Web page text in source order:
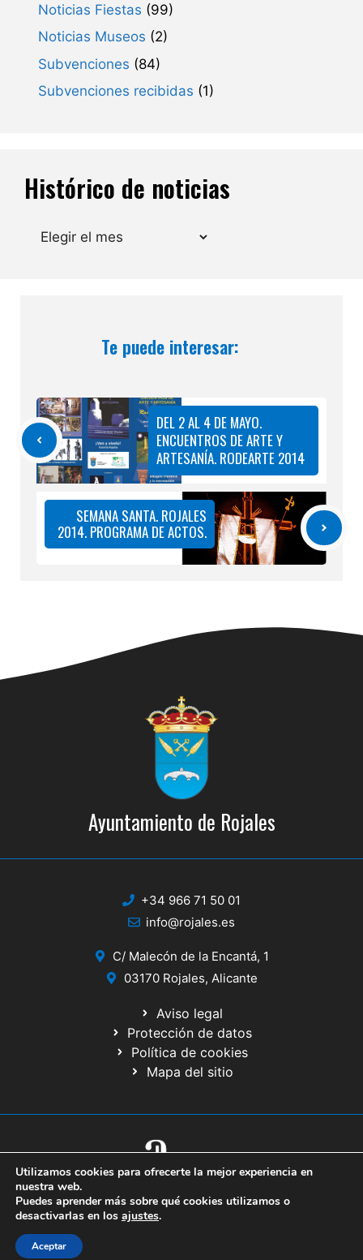
Noticias Fiestas (99)
Noticias Museos (2)
Subvenciones (84)
Subvenciones recibidas (1)
Histórico de noticias
Archivos
Te puede interesar:
DEL 2 AL 4 DE MAYO.
ENCUENTROS DE ARTE Y
ARTESANÍA. RODEARTE 2014
SEMANA SANTA. ROJALES
2014. PROGRAMA DE ACTOS.
Ayuntamiento de Rojales
+34 966 71 50 01
info@rojales.es
C/ Malecón de la Encantá, 1
03170 Rojales, Alicante
Aviso legal
Protección de datos
Política de cookies
Mapa del sitio
© 2020 Web desarrollada por el Servicio de Informática de Diputación
de Alicante
Utilizamos cookies para ofrecerte la mejor experiencia en
nuestra web.
Puedes aprender más sobre qué cookies utilizamos o
desactivarlas en los ajustes.
Aceptar